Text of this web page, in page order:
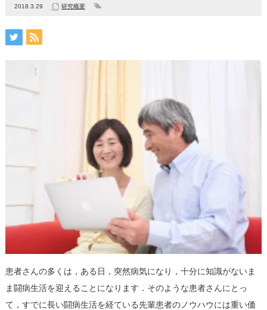
2018.3.29 研究概要
患者さんの多くは，ある日，突然病気になり，十分に知識がないま
ま闘病生活を迎えることになります．そのような患者さんにとっ
て，すでに長い闘病生活を経ている先輩患者のノウハウには重い価